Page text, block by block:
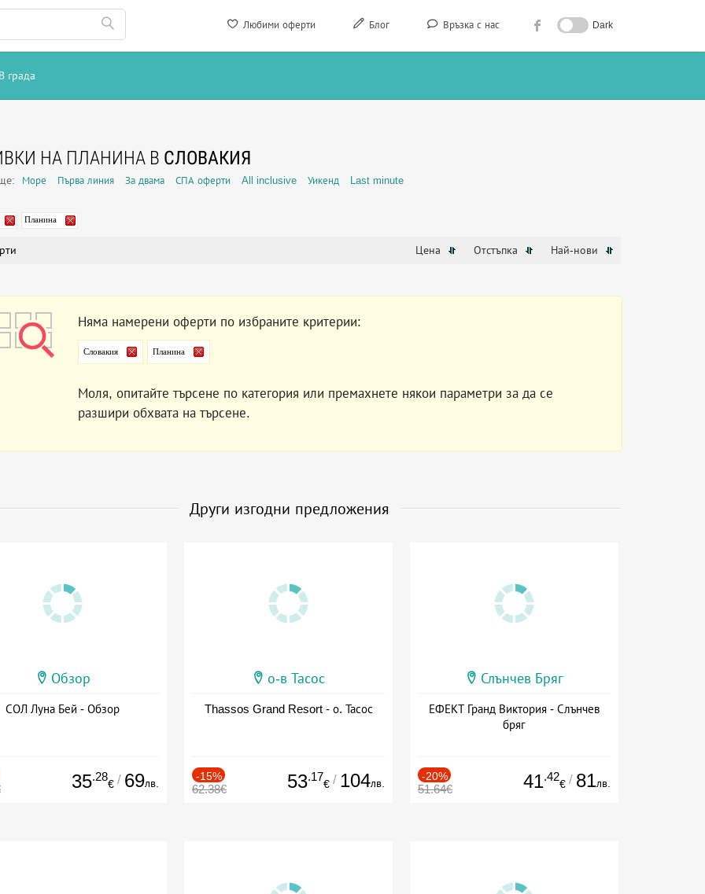
Любими оферти Блог Връзка с нас Dark
В града
НА ПЛАНИНА В СЛОВАКИЯ
Море Първа линия За двама СПА оферти All inclusive Уикенд Last minute
Планина
Цена Отстъпка Най-нови
Няма намерени оферти по избраните критерии:
Словакия Планина
Моля, опитайте търсене по категория или премахнете някои параметри за да се
разшири обхвата на търсене.
Други изгодни предложения
Обзор
СОЛ Луна Бей - Обзор
35.28
€ / 69лв.
о-в Тасос
Thassos Grand Resort - о. Тасос
-15%
62.38€ 53.17
€ / 104лв.
Слънчев Бряг
ЕФЕКТ Гранд Виктория - Слънчев
бряг
-20%
51.64€ 41.42
€ / 81лв.